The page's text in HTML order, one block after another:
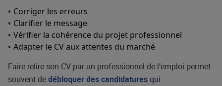
Corriger les erreurs
Clarifier le message
Vérifier la cohérence du projet professionnel
Adapter le CV aux attentes du marché
Faire relire son CV par un professionnel de l’emploi permet
souvent dedébloquer des candidatures qui